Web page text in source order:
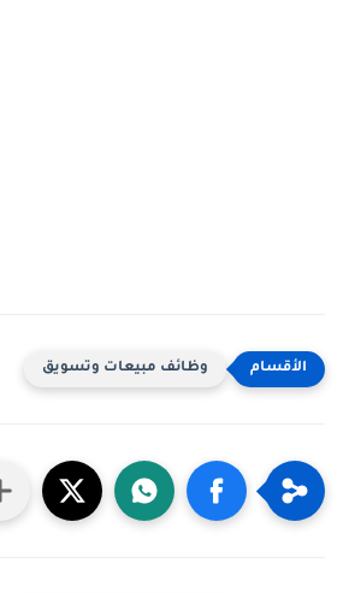
وظائف مبيعات وتسويق